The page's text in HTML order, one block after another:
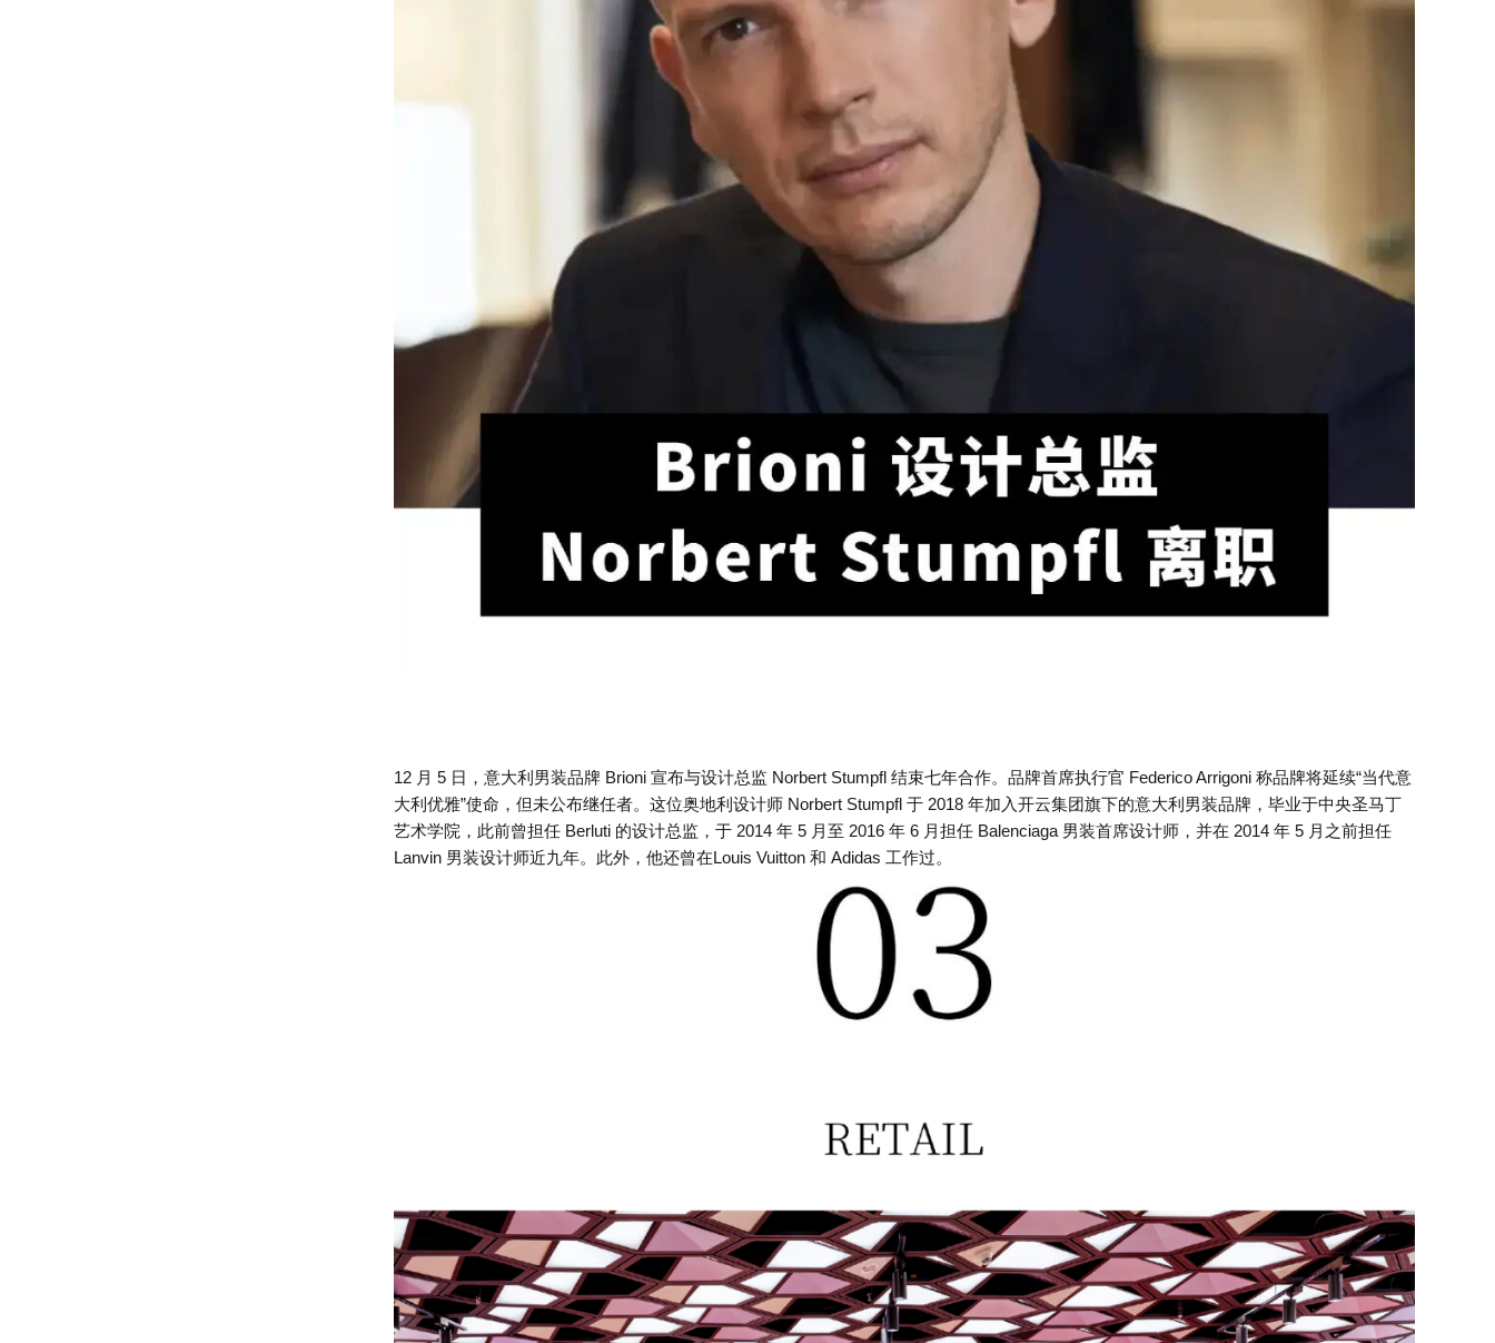
12 月 5 日，意大利男装品牌 Brioni 宣布与设计总监 Norbert Stumpfl 结束七年合作。品牌首席执行官 Federico Arrigoni 称品牌将延续“当代意
大利优雅”使命，但未公布继任者。这位奥地利设计师 Norbert Stumpfl 于 2018 年加入开云集团旗下的意大利男装品牌，毕业于中央圣马丁
艺术学院，此前曾担任 Berluti 的设计总监，于 2014 年 5 月至 2016 年 6 月担任 Balenciaga 男装首席设计师，并在 2014 年 5 月之前担任
Lanvin 男装设计师近九年。此外，他还曾在Louis Vuitton 和 Adidas 工作过。